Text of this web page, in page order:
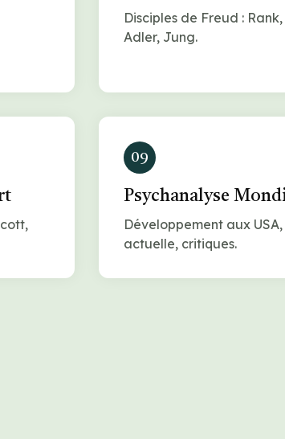
Disciples de Freud :
Adler, Jung.
09
Psychanalyse
Développement aux
actuelle, critiques.